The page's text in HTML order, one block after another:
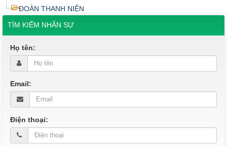
ĐOÀN THANH NIÊN
TÌM KIẾM NHÂN SỰ
Họ tên:
Email:
Điện thoại: